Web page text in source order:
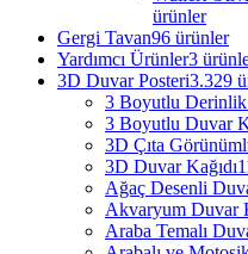
ürünler
Gergi Tavan96 ürünler
Yardımcı Ürünler3
3D Duvar Posteri3.329
3 Boyutlu Derinlik
3 Boyutlu Duvar
3D Çıta
3D Duvar Kağıdı
Ağaç Desenli
Akvaryum Duvar
Araba Temalı